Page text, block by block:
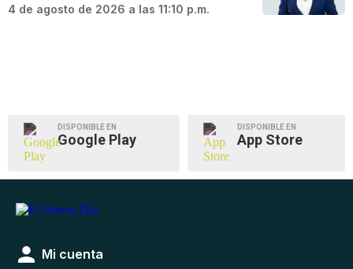
4 de agosto de 2026 a las 11:10 p.m.
DISPONIBLE EN
Google Play
DISPONIBLE EN
App Store
Mi cuenta